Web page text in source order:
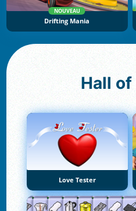
NOUVEAU
Drifting Mania
Hall of
Love Tester